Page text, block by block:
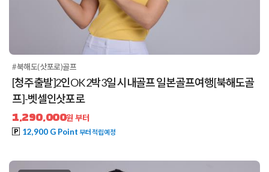
#북해도(삿포로)골프
[청주출발]2인OK 2박3일 시내골프 일본골프여행[북해도골
프]-벳셀인삿포로
1,290,000원 부터
12,900 G Point 부터 적립예정